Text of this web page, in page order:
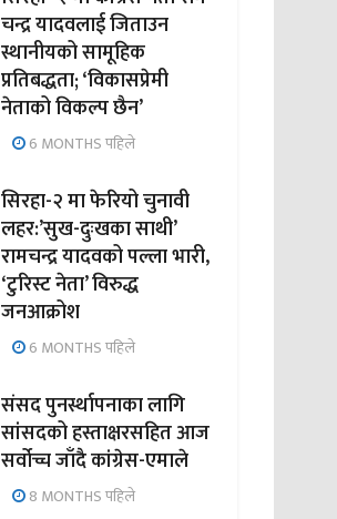
चन्द्र यादवलाई जिताउन
स्थानीयको सामूहिक
प्रतिबद्धता; ‘विकासप्रेमी
नेताको विकल्प छैन’
6 MONTHS पहिले
सिरहा-२ मा फेरियो चुनावी
लहर:’सुख-दुःखका साथी’
रामचन्द्र यादवको पल्ला भारी,
‘टुरिस्ट नेता’ विरुद्ध
जनआक्रोश
6 MONTHS पहिले
संसद पुनर्स्थापनाका लागि
सांसदको हस्ताक्षरसहित आज
सर्वोच्च जाँदै कांग्रेस-एमाले
8 MONTHS पहिले